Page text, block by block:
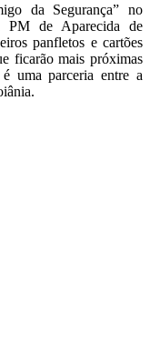
da Segurança” no
PM de Aparecida de
panfletos e cartões
ficarão mais próximas
uma parceria entre a